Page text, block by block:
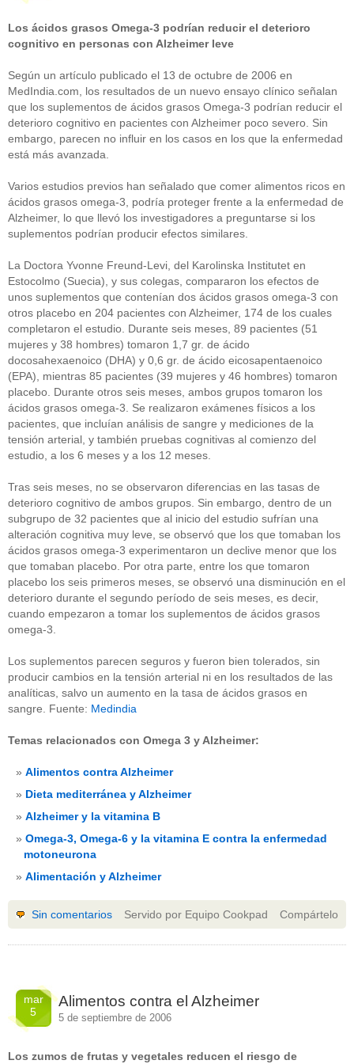
Los ácidos grasos Omega-3 podrían reducir el deterioro
cognitivo en personas con Alzheimer leve
Según un artículo publicado el 13 de octubre de 2006 en
MedIndia.com, los resultados de un nuevo ensayo clínico señalan
que los suplementos de ácidos grasos Omega-3 podrían reducir el
deterioro cognitivo en pacientes con Alzheimer poco severo. Sin
embargo, parecen no influir en los casos en los que la enfermedad
está más avanzada.
Varios estudios previos han señalado que comer alimentos ricos en
ácidos grasos omega-3, podría proteger frente a la enfermedad de
Alzheimer, lo que llevó los investigadores a preguntarse si los
suplementos podrían producir efectos similares.
La Doctora Yvonne Freund-Levi, del Karolinska Institutet en
Estocolmo (Suecia), y sus colegas, compararon los efectos de
unos suplementos que contenían dos ácidos grasos omega-3 con
otros placebo en 204 pacientes con Alzheimer, 174 de los cuales
completaron el estudio. Durante seis meses, 89 pacientes (51
mujeres y 38 hombres) tomaron 1,7 gr. de ácido
docosahexaenoico (DHA) y 0,6 gr. de ácido eicosapentaenoico
(EPA), mientras 85 pacientes (39 mujeres y 46 hombres) tomaron
placebo. Durante otros seis meses, ambos grupos tomaron los
ácidos grasos omega-3. Se realizaron exámenes físicos a los
pacientes, que incluían análisis de sangre y mediciones de la
tensión arterial, y también pruebas cognitivas al comienzo del
estudio, a los 6 meses y a los 12 meses.
Tras seis meses, no se observaron diferencias en las tasas de
deterioro cognitivo de ambos grupos. Sin embargo, dentro de un
subgrupo de 32 pacientes que al inicio del estudio sufrían una
alteración cognitiva muy leve, se observó que los que tomaban los
ácidos grasos omega-3 experimentaron un declive menor que los
que tomaban placebo. Por otra parte, entre los que tomaron
placebo los seis primeros meses, se observó una disminución en el
deterioro durante el segundo período de seis meses, es decir,
cuando empezaron a tomar los suplementos de ácidos grasos
omega-3.
Los suplementos parecen seguros y fueron bien tolerados, sin
producir cambios en la tensión arterial ni en los resultados de las
analíticas, salvo un aumento en la tasa de ácidos grasos en
sangre. Fuente: Medindia
Temas relacionados con Omega 3 y Alzheimer:
Alimentos contra Alzheimer
Dieta mediterránea y Alzheimer
Alzheimer y la vitamina B
Omega-3, Omega-6 y la vitamina E contra la enfermedad
motoneurona
Alimentación y Alzheimer
Servido por Equipo Cookpad
Sin comentarios Compártelo
mar
5
Alimentos contra el Alzheimer
5 de septiembre de 2006
Los zumos de frutas y vegetales reducen el riesgo de